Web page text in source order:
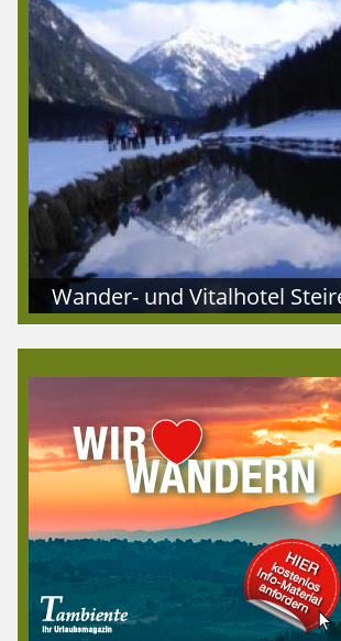
Wander- und Vitalhotel